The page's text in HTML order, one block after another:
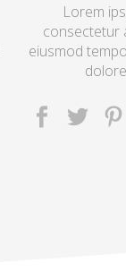
Lorem
consectetur
eiusmod